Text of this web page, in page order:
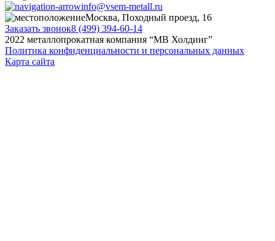
info@vsem-metall.ru
Москва, Походный проезд, 16
Заказать звонок8 (499) 394-60-14
2022 металлопрокатная компания “MB Холдинг”
Политика конфиденциальности и персональных данных
Карта сайта